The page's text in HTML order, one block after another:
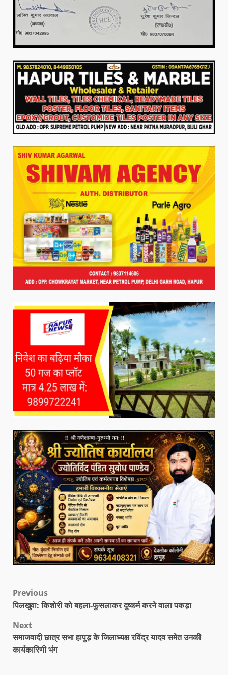
Previous
पिलखुवा: किशोरी को बहला-फुसलाकर दुष्कर्म करने वाला पकड़ा
Next
समाजवादी छात्र सभा हापुड़ के जिलाध्यक्ष रविंद्र यादव समेत उनकी
कार्यकारिणी भंग